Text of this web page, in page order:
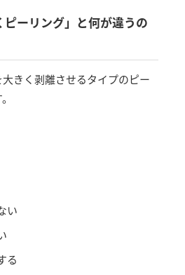
ーリング」と何が違うの
きく剥離させるタイプのピー
い
る